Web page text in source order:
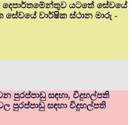
දෙපාර්තමේන්තුව යටතේ සේවයේ
වාර්ෂික ස්ථාන මාරු -
පුරප්පාඩු සඳහා, විදුහල්පති
පුරප්පාඩු සඳහා විදුහල්පති